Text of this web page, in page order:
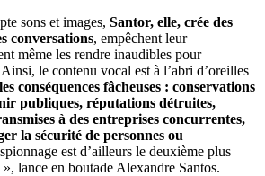
sons et images, Santor, elle, crée des
conversations, empêchent leur
même les rendre inaudibles pour
le contenu vocal est à l’abri d’oreilles
conséquences fâcheuses : conservations
publiques, réputations détruites,
à des entreprises concurrentes,
la sécurité de personnes ou
est d’ailleurs le deuxième plus
lance en boutade Alexandre Santos.